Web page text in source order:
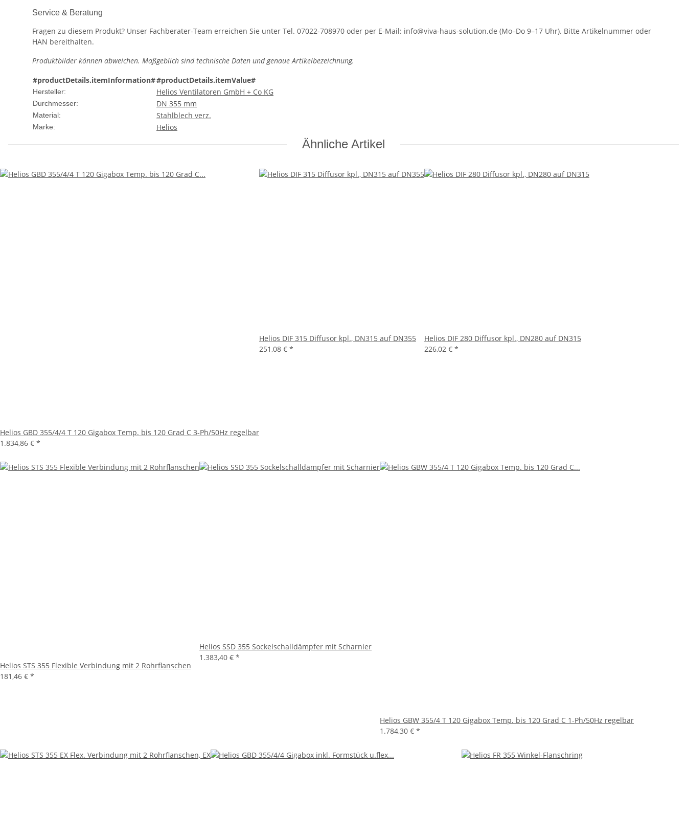
Service & Beratung
Fragen zu diesem Produkt? Unser Fachberater-Team erreichen Sie unter Tel. 07022-708970 oder per E-Mail: info@viva-haus-solution.de (Mo–Do 9–17 Uhr). Bitte Artikelnummer oder
HAN bereithalten.
Produktbilder können abweichen. Maßgeblich sind technische Daten und genaue Artikelbezeichnung.
#productDetails.itemInformation##productDetails.itemValue#
Hersteller: Helios Ventilatoren GmbH + Co KG
Durchmesser: DN 355 mm
Material: Stahlblech verz.
Marke: Helios
Ähnliche Artikel
Helios GBD 355/4/4 T 120 Gigabox Temp. bis 120 Grad C 3-Ph/50Hz regelbar
1.834,86 € *
Helios DIF 315 Diffusor kpl., DN315 auf DN355
251,08 € *
Helios DIF 280 Diffusor kpl., DN280 auf DN315
226,02 € *
Helios STS 355 Flexible Verbindung mit 2 Rohrflanschen
181,46 € *
Helios SSD 355 Sockelschalldämpfer mit Scharnier
1.383,40 € *
Helios GBW 355/4 T 120 Gigabox Temp. bis 120 Grad C 1-Ph/50Hz regelbar
1.784,30 € *